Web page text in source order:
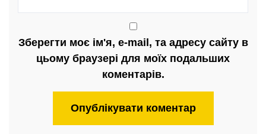
Зберегти моє ім'я, e-mail, та адресу сайту в
цьому браузері для моїх подальших
коментарів.